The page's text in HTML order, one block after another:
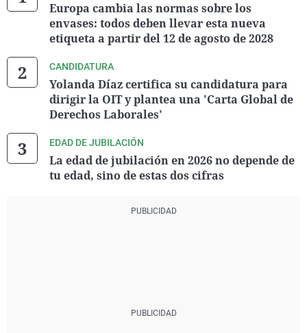
Europa cambia las normas sobre los
envases: todos deben llevar esta nueva
etiqueta a partir del 12 de agosto de 2028
CANDIDATURA
Yolanda Díaz certifica su candidatura para
dirigir la OIT y plantea una 'Carta Global de
Derechos Laborales'
EDAD DE JUBILACIÓN
La edad de jubilación en 2026 no depende de
tu edad, sino de estas dos cifras